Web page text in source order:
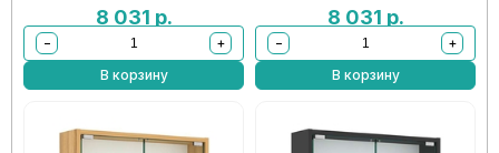
8 031 р.
−
+
В корзину
8 031 р.
−
+
В корзину